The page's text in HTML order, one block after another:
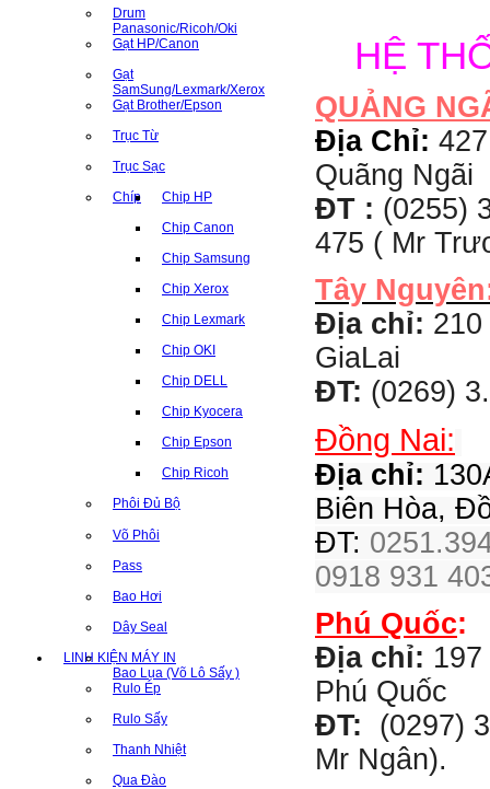
Drum
Panasonic/Ricoh/Oki
Gạt HP/Canon
Gạt
SamSung/Lexmark/Xerox
Gạt Brother/Epson
Trục Từ
Trục Sạc
Chíp Chip HP
Chip Canon
Chip Samsung
Chip Xerox
Chip Lexmark
Chip OKI
Chip DELL
Chip Kyocera
Chip Epson
Chip Ricoh
Phôi Đủ Bộ
Võ Phôi
Pass
Bao Hơi
Dây Seal
LINH KIỆN MÁY IN
Bao Lụa (Võ Lô Sấy )
Rulo Ép
Rulo Sấy
Thanh Nhiệt
Qua Đào
HỆ
QUẢNG
Địa Chỉ:
Quãng Ngãi
ĐT : (0255)
475 ( Mr
Tây
Địa chỉ:
GiaLai
ĐT: (0269)
Đồng Nai:
Địa chỉ:
Biên Hòa,
ĐT:
0918 931
Phú Quốc:
Địa chỉ:
Phú Quốc
ĐT:
(0297)
Mr Ngân).